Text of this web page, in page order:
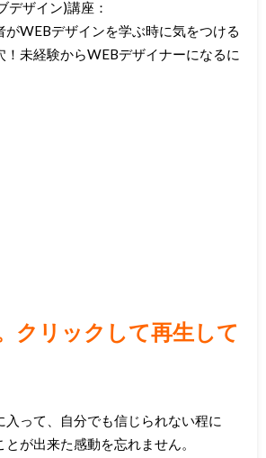
デザイン)講座：
がWEBデザインを学ぶ時に気をつける
！未経験からWEBデザイナーになるに
クリックして再生して
入って、自分でも信じられない程に
が出来た感動を忘れません。